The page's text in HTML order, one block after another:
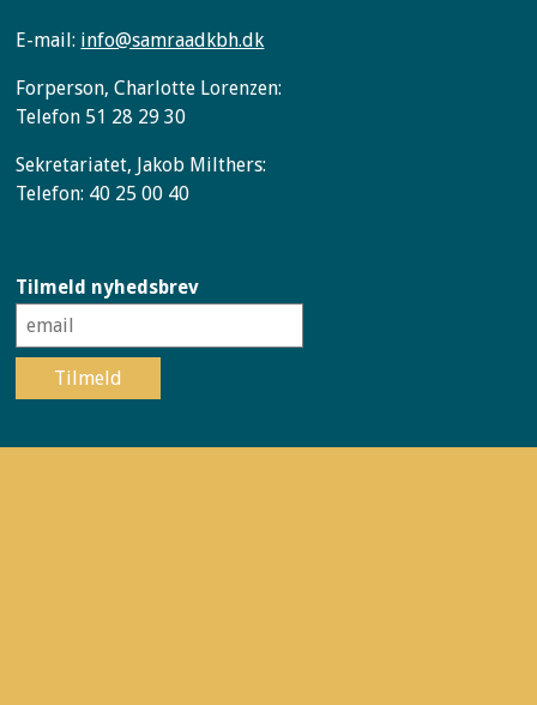
E-mail: info@samraadkbh.dk
Forperson, Charlotte Lorenzen:
Telefon 51 28 29 30
Sekretariatet, Jakob Milthers:
Telefon: 40 25 00 40
Tilmeld nyhedsbrev